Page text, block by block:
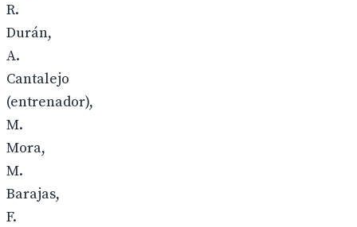
R.
Durán,
A.
Cantalejo
(entrenador),
M.
Mora,
M.
Barajas,
F.